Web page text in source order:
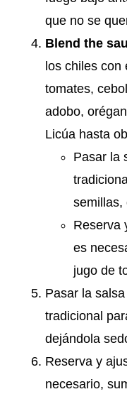
que no se
Blend the
los chiles
tomates,
adobo,
Licúa hasta
Pasar la
semillas,
Reserva
es
jugo de
Pasar la
tradicional
dejándola
Reserva y
necesario,